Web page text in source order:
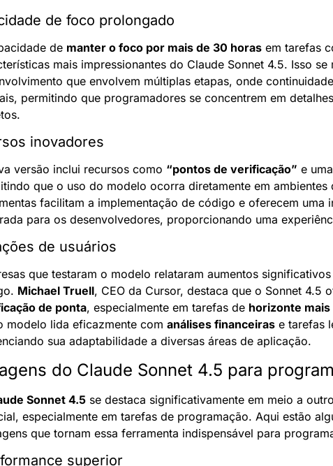
de foco prolongado
de manter o foco por mais de 30 horas em tarefas
mais impressionantes do Claude Sonnet 4.5. Isso
que envolvem múltiplas etapas, onde
permitindo que programadores se concentrem em
inovadores
versão inclui recursos como “pontos de verificação” e
que o uso do modelo ocorra diretamente em ambientes
facilitam a implementação de código e oferecem uma
para os desenvolvedores, proporcionando uma
de usuários
que testaram o modelo relataram aumentos
Michael Truell, CEO da Cursor, destaca que o Sonnet 4.5
de ponta, especialmente em tarefas de horizonte mais
modelo lida eficazmente com análises financeiras e tarefas
sua adaptabilidade a diversas áreas de aplicação.
do Claude Sonnet 4.5 para
Sonnet 4.5 se destaca significativamente em meio a
especialmente em tarefas de programação. Aqui estão
que tornam essa ferramenta indispensável para
superior